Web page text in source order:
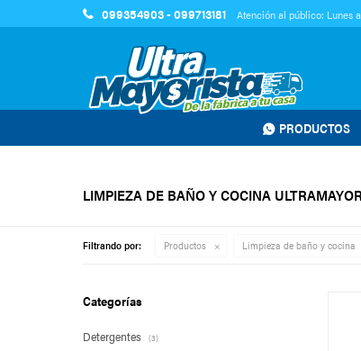
PRODUCTOS
099354903 - 099713181 Atención al público: Lunes
LIMPIEZA DE BAÑO Y COCINA
Filtrando por: Productos Limpieza de baño y cocina
Categorías
Detergentes (3)